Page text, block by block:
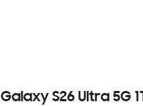
Galaxy S26 Ultra 5G